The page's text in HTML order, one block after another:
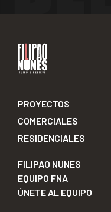
PROYECTOS
COMERCIALES
RESIDENCIALES
FILIPAO NUNES
EQUIPO FNA
ÚNETE AL EQUIPO